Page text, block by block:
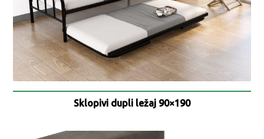
Sklopivi dupli ležaj 90×190